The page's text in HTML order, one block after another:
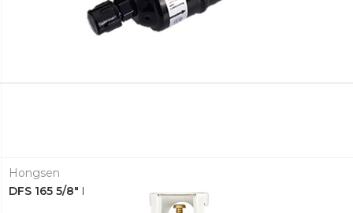
Hongsen
DFS 165 5/8" DRAYER RAKORLU